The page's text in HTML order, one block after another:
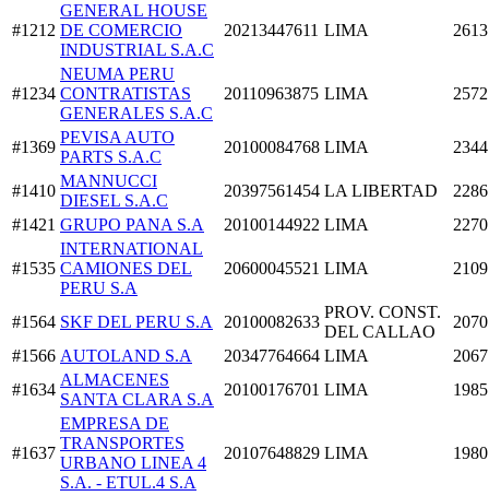
#1212
GENERAL HOUSE
DE COMERCIO
INDUSTRIAL S.A.C
20213447611 LIMA
#1234
NEUMA PERU
CONTRATISTAS
GENERALES S.A.C
20110963875 LIMA
#1369
PEVISA AUTO
PARTS S.A.C
20100084768 LIMA
#1410
MANNUCCI
DIESEL S.A.C
20397561454 LA LIBERTAD
#1421 GRUPO PANA S.A 20100144922 LIMA
#1535
INTERNATIONAL
CAMIONES DEL
PERU S.A
20600045521 LIMA
#1564 SKF DEL PERU S.A 20100082633
PROV. CONST.
DEL CALLAO
#1566 AUTOLAND S.A 20347764664 LIMA
#1634
ALMACENES
SANTA CLARA S.A
20100176701 LIMA
#1637
EMPRESA DE
TRANSPORTES
URBANO LINEA 4
S.A. - ETUL.4 S.A
20107648829 LIMA